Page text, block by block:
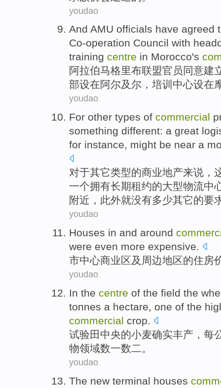
youdao
And AMU officials have agreed
Co-operation Council with
training centre in Morocco's
阿拉伯马格里布联盟官员 同意建
部设在阿尔及尔 ， 培训 中心设在
youdao
For other types of commercial
something different: a great
for instance, might be near a
对于其它类型的商业地产来说，
一个拥有长期租约的大型物流中
附近 ，此外就没有多少其它的要
youdao
Houses in and around
were even more expensive.
市中心商业区及 周边地区的住房
youdao
In the centre of the field the
tonnes a hectare, one of the
commercial crop.
试验田 中央的小麦确实丰产 ， 每
物领域数一数二。
youdao
The new terminal houses